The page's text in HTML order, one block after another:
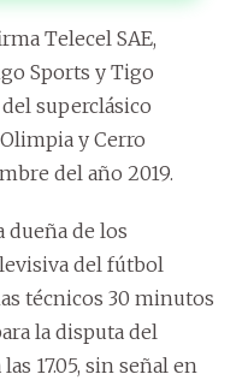
Telecel SAE,
Sports y Tigo
superclásico
y Cerro
del año 2019.
dueña de los
del fútbol
técnicos 30 minutos
la disputa del
17.05, sin señal en